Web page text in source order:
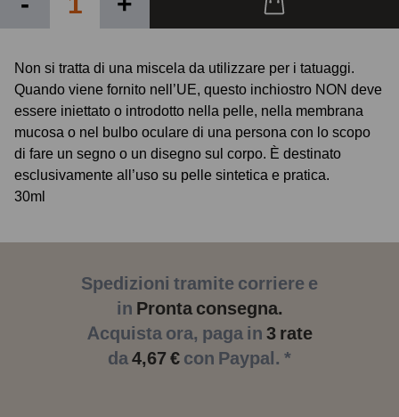
Non si tratta di una miscela da utilizzare per i tatuaggi.
Quando viene fornito nell’UE, questo inchiostro NON deve
essere iniettato o introdotto nella pelle, nella membrana
mucosa o nel bulbo oculare di una persona con lo scopo
di fare un segno o un disegno sul corpo. È destinato
esclusivamente all’uso su pelle sintetica e pratica.
30ml
Spedizioni tramite corriere e
in Pronta consegna.
Acquista ora, paga in 3 rate
da4,67 € con Paypal. *